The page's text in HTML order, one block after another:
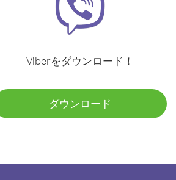
Viberをダウンロード！
ダウンロード